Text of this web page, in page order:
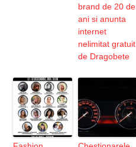
brand de 20 de
ani si anunta
internet
nelimitat gratuit
de Dragobete